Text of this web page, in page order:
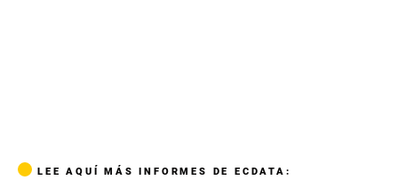
LEE AQUÍ MÁS INFORMES DE ECDATA: